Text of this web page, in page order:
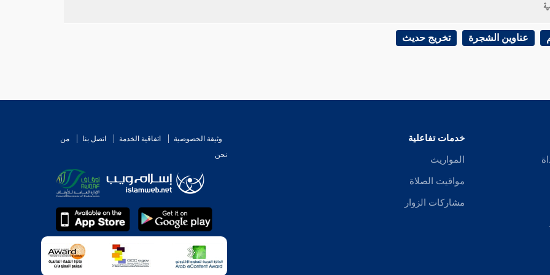
عناوين الشجرة تخريج حديث
خدمات تفاعلية
المواريث
مواقيت الصلاة
مشاركات الزوار
وثيقة الخصوصية اتفاقية الخدمة اتصل بنا
من
نحن